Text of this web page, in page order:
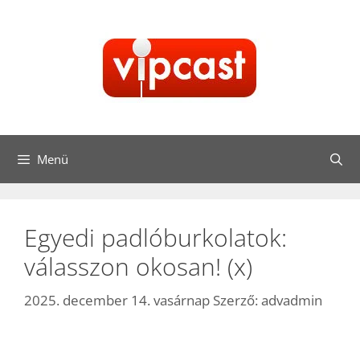
Menü
Egyedi padlóburkolatok:
válasszon okosan! (x)
2025. december 14. vasárnap Szerző: advadmin